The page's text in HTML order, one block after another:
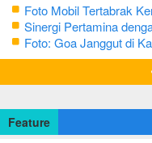
Foto Mobil Tertabrak
Sinergi Pertamina
Foto: Goa Janggut di
Bojonegoro
Feature